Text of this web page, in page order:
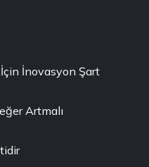
İnovasyon Şart
Artmalı